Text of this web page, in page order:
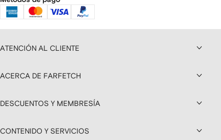
ATENCIÓN AL CLIENTE
ACERCA DE FARFETCH
DESCUENTOS Y MEMBRESÍA
CONTENIDO Y SERVICIOS